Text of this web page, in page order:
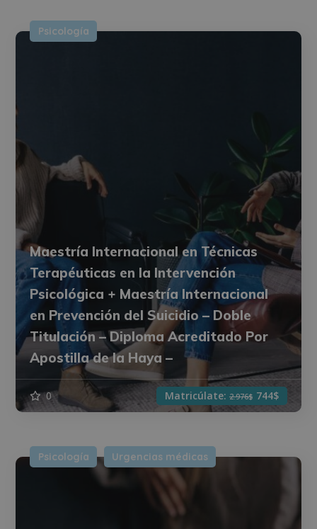
Psicología
Maestría Internacional en Técnicas
Terapéuticas en la Intervención
Psicológica + Maestría Internacional
en Prevención del Suicidio – Doble
Titulación – Diploma Acreditado Por
Apostilla de la Haya –
0 Matricúlate: 2.976$ 744$
Psicología Urgencias médicas